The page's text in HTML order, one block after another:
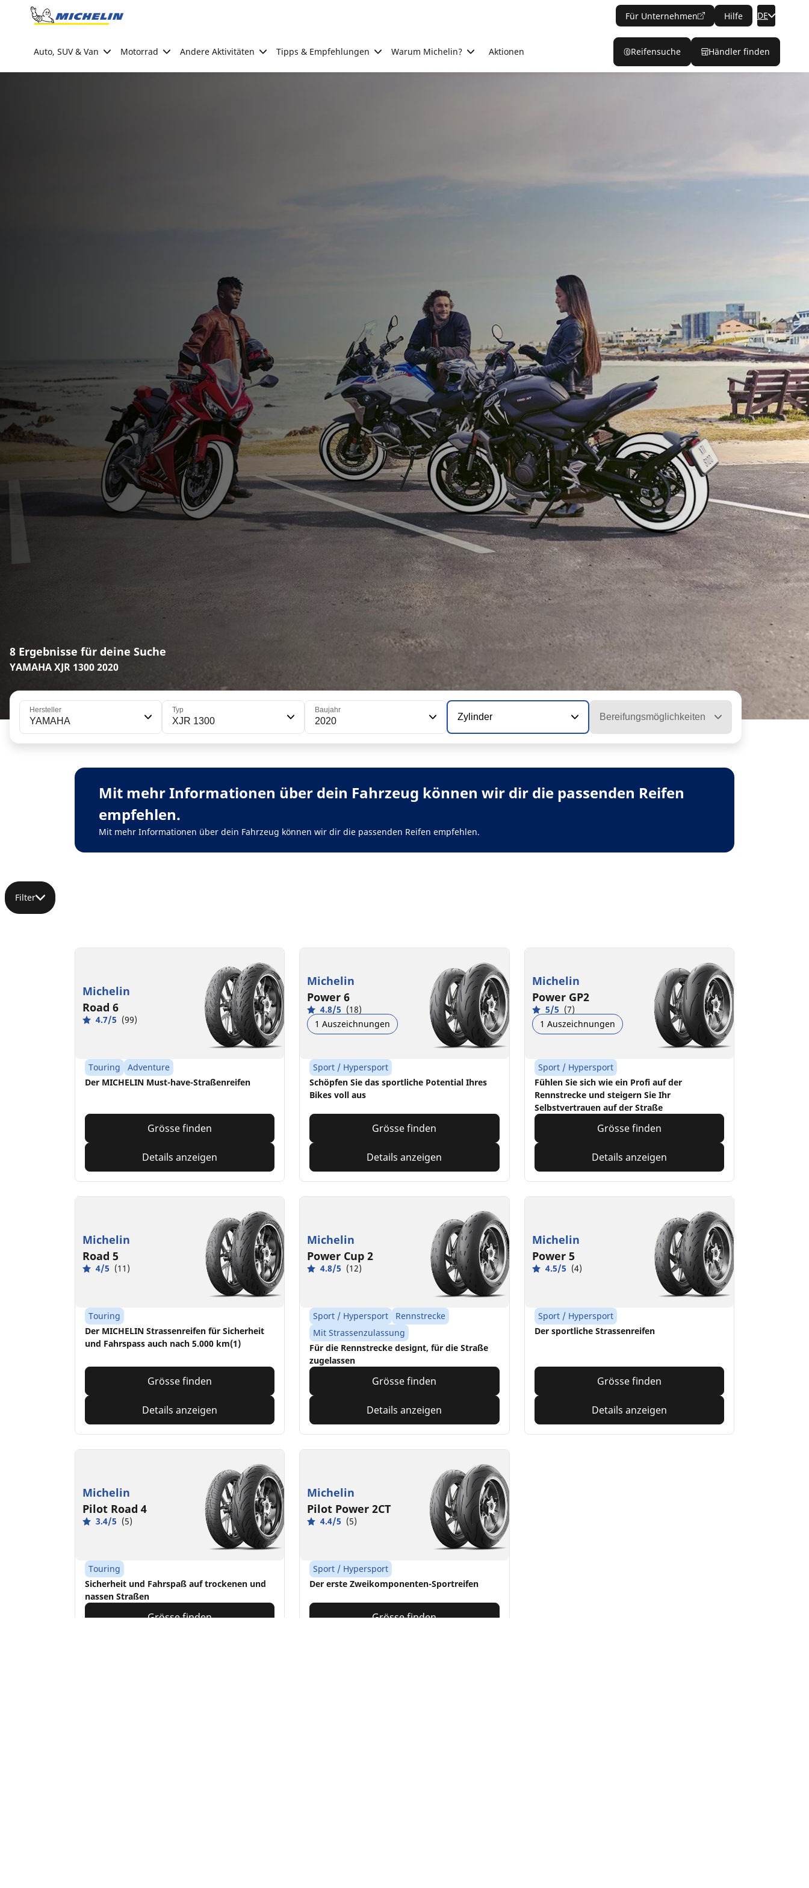
Go to page content
Für Unternehmen Hilfe DE
Auto, SUV & Van Motorrad Andere Aktivitäten Tipps & Empfehlungen Warum Michelin? Aktionen Reifensuche Händler finden
8 Ergebnisse für deine Suche
YAMAHA XJR 1300 2020
Hersteller
YAMAHA
Typ
XJR 1300
Baujahr
2020 Zylinder Bereifungsmöglichkeiten
Mit mehr Informationen über dein Fahrzeug können wir dir die passenden Reifen
empfehlen.
Mit mehr Informationen über dein Fahrzeug können wir dir die passenden Reifen empfehlen.
Filter
Michelin
Road 6
4.7/5 (99)
Touring
Adventure
Der MICHELIN Must-have-Straßenreifen
Grösse finden
Details anzeigen
Michelin
Power 6
4.8/5 (18)
1 Auszeichnungen
Sport / Hypersport
Schöpfen Sie das sportliche Potential Ihres
Bikes voll aus
Grösse finden
Details anzeigen
Michelin
Power GP2
5/5 (7)
1 Auszeichnungen
Sport / Hypersport
Fühlen Sie sich wie ein Profi auf der
Rennstrecke und steigern Sie Ihr
Selbstvertrauen auf der Straße
Grösse finden
Details anzeigen
Michelin
Road 5
4/5 (11)
Touring
Der MICHELIN Strassenreifen für Sicherheit
und Fahrspass auch nach 5.000 km(1)
Grösse finden
Details anzeigen
Michelin
Power Cup 2
4.8/5 (12)
Sport / Hypersport
Rennstrecke
Mit Strassenzulassung
Für die Rennstrecke designt, für die Straße
zugelassen
Grösse finden
Details anzeigen
Michelin
Power 5
4.5/5 (4)
Sport / Hypersport
Der sportliche Strassenreifen
Grösse finden
Details anzeigen
Michelin
Pilot Road 4
3.4/5 (5)
Touring
Sicherheit und Fahrspaß auf trockenen und
nassen Straßen
Grösse finden
Michelin
Pilot Power 2CT
4.4/5 (5)
Sport / Hypersport
Der erste Zweikomponenten-Sportreifen
Grösse finden